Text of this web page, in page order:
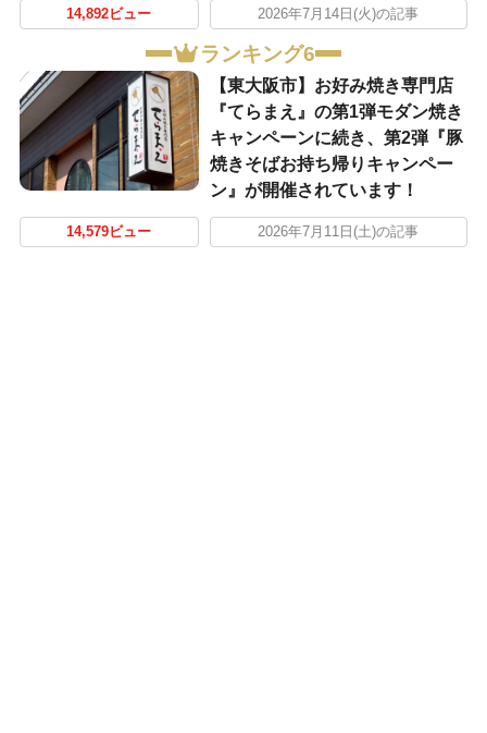
14,892ビュー 2026年7月14日(火)の記事
ランキング6
【東大阪市】お好み焼き専門店
『てらまえ』の第1弾モダン焼き
キャンペーンに続き、第2弾『豚
焼きそばお持ち帰りキャンペー
ン』が開催されています！
14,579ビュー 2026年7月11日(土)の記事